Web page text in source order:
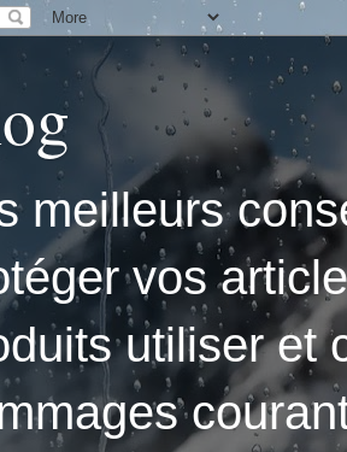
meilleurs
vos
utiliser et